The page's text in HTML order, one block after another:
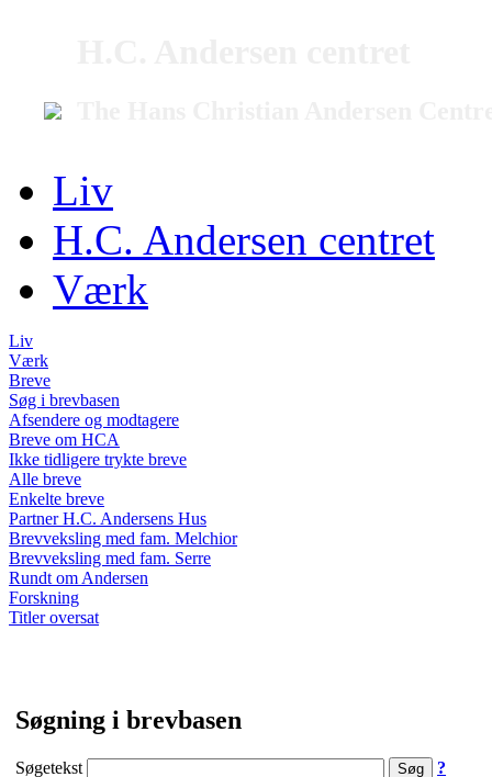
Liv
H.C. Andersen centret
Værk
Liv
Værk
Breve
Søg i brevbasen
Afsendere og modtagere
Breve om HCA
Ikke tidligere trykte breve
Alle breve
Enkelte breve
Partner H.C. Andersens Hus
Brevveksling med fam. Melchior
Brevveksling med fam. Serre
Rundt om Andersen
Forskning
Titler oversat
Søgning i brevbasen
Søgetekst ?